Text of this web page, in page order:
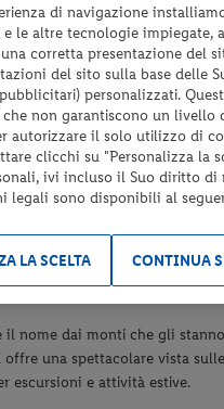
di soggiorno da pagare in
quanto non espressamente
inclusi”.
10:00
il nome dai monti che gli
una spettacolare vista
escursioni e attività estive.
di navigazione
le altre tecnologie impiegate,
corretta presentazione del
del sito sulla base delle
personalizzati.
non garantiscono un
autorizzare il solo utilizzo di
clicchi su "Personalizza la
ivi incluso il Suo diritto di
legali sono disponibili al
CONTINUA
LA SCELTA